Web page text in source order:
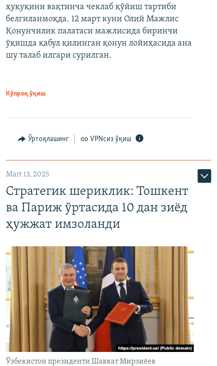
ҳуқуқини вақтинча чеклаб қўйиш тартиби
белгиланмоқда. 12 март куни Олий Мажлис
Қонунчилик палатаси мажлисида биринчи
ўқишда қабул қилинган қонун лойиҳасида ана
шу талаб илгари сурилган.
Кўпроқ ўқиш
Ўртоқлашинг VPNсиз ўқиш
Mart 13, 2025
Стратегик шериклик: Тошкент
ва Париж ўртасида 10 дан зиёд
ҳужжат имзоланди
Ўзбекистон президенти Шавкат Мирзиёев